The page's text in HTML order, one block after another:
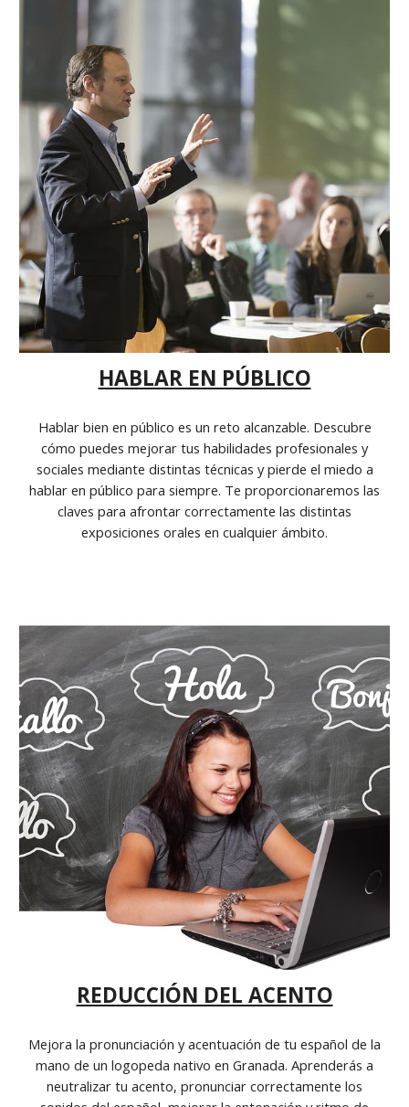
HABLAR EN PÚBLICO
Hablar bien en público es un reto alcanzable. Descubre
cómo puedes mejorar tus habilidades profesionales y
sociales mediante distintas técnicas y pierde el miedo a
hablar en público para siempre. Te proporcionaremos las
claves para afrontar correctamente las distintas
exposiciones orales en cualquier ámbito.
REDUCCIÓN DEL ACENTO
Mejora la pronunciación y acentuación de tu español de la
mano de un logopeda nativo en Granada. Aprenderás a
neutralizar tu acento, pronunciar correctamente los